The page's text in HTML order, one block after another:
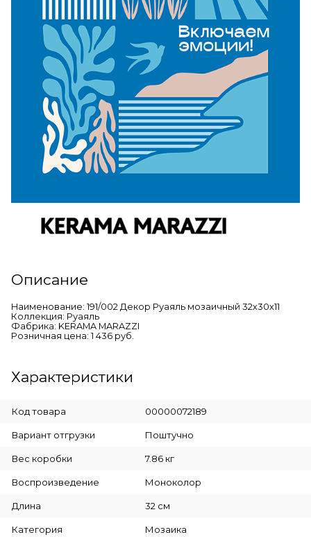
Описание
Наименование: 191/002 Декор Руаяль мозаичный 32х30х11
Коллекция: Руаяль
Фабрика: KERAMA MARAZZI
Розничная цена: 1 436 руб.
Характеристики
Код товара 00000072189
Вариант отгрузки Поштучно
Вес коробки 7.86 кг
Воспроизведение Моноколор
Длина 32 см
Категория Мозаика